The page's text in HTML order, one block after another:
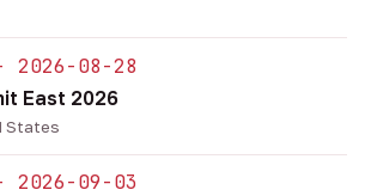
2026-08-28
East 2026
States
2026-09-03